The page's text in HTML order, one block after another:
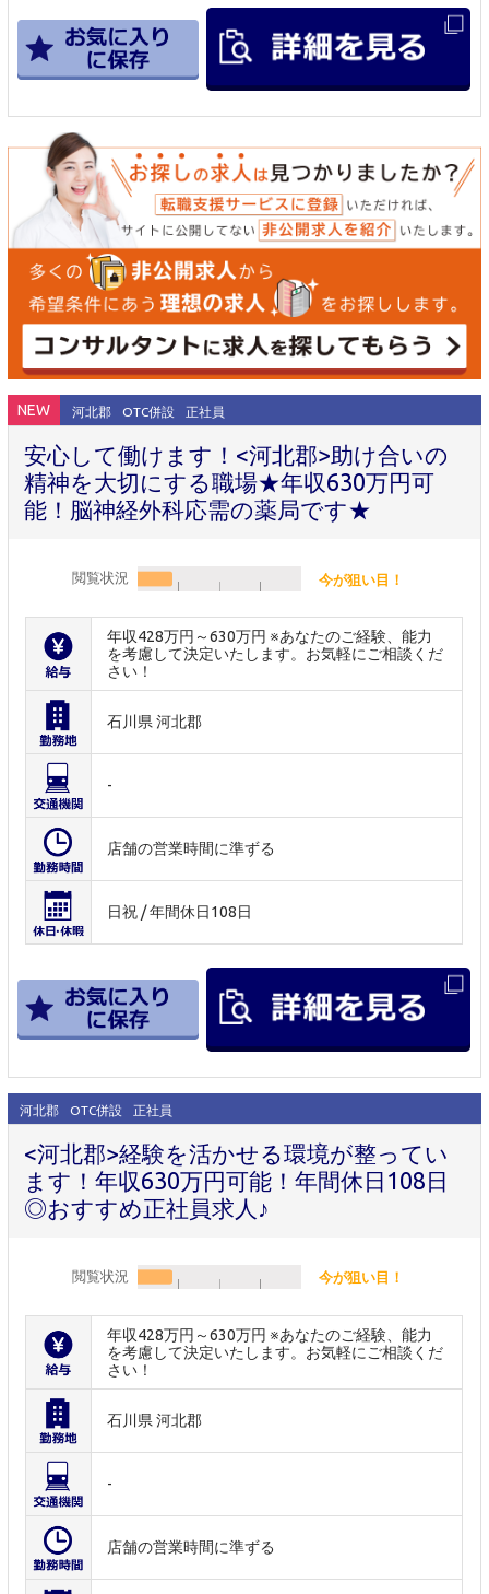
NEW 河北郡 OTC併設 正社員
安心して働けます！<河北郡>助け合いの
精神を大切にする職場★年収630万円可
能！脳神経外科応需の薬局です★
閲覧状況 今が狙い目！
年収428万円～630万円 ※あなたのご経験、能力
を考慮して決定いたします。お気軽にご相談くだ
さい！
石川県 河北郡
-
店舗の営業時間に準ずる
日祝 / 年間休日108日
河北郡 OTC併設 正社員
<河北郡>経験を活かせる環境が整ってい
ます！年収630万円可能！年間休日108日
◎おすすめ正社員求人♪
閲覧状況 今が狙い目！
年収428万円～630万円 ※あなたのご経験、能力
を考慮して決定いたします。お気軽にご相談くだ
さい！
石川県 河北郡
-
店舗の営業時間に準ずる